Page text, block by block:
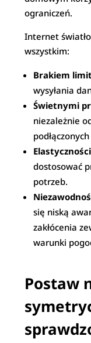
ograniczeń.
Internet
wszystkim:
Brakiem
wysyłania
Świetnymi
niezależnie
dostosować
potrzeb.
się niską
zakłócenia
warunki
Postaw